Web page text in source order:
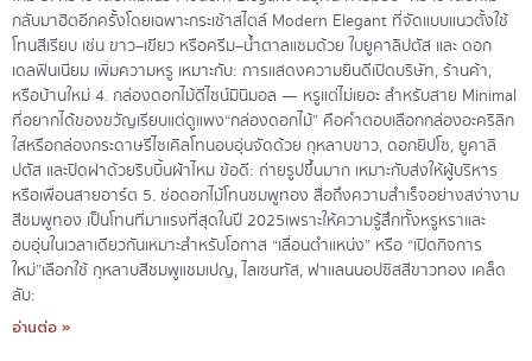
กลับมาฮิตอีกครั้งโดยเฉพาะกระเช้าสไตล์ Modern Elegant ที่จัดแบบแนวตั้งใช้
โทนสีเรียบ เช่น ขาว–เขียว หรือครีม–น้ำตาลแซมด้วย ใบยูคาลิปตัส และ ดอก
เดลฟินเนียม เพิ่มความหรู เหมาะกับ: การแสดงความยินดีเปิดบริษัท, ร้านค้า,
หรือบ้านใหม่ 4. กล่องดอกไม้ดีไซน์มินิมอล — หรูแต่ไม่เยอะ สำหรับสาย Minimal
ที่อยากได้ของขวัญเรียบแต่ดูแพง“กล่องดอกไม้” คือคำตอบเลือกกล่องอะคริลิก
ใสหรือกล่องกระดาษรีไซเคิลโทนอบอุ่นจัดด้วย กุหลาบขาว, ดอกยิปโซ, ยูคาลิ
ปตัส และปิดฝาด้วยริบบิ้นผ้าไหม ข้อดี: ถ่ายรูปขึ้นมาก เหมาะกับส่งให้ผู้บริหาร
หรือเพื่อนสายอาร์ต 5. ช่อดอกไม้โทนชมพูทอง สื่อถึงความสำเร็จอย่างสง่างาม
สีชมพูทอง เป็นโทนที่มาแรงที่สุดในปี 2025เพราะให้ความรู้สึกทั้งหรูหราและ
อบอุ่นในเวลาเดียวกันเหมาะสำหรับโอกาส “เลื่อนตำแหน่ง” หรือ “เปิดกิจการ
ใหม่”เลือกใช้ กุหลาบสีชมพูแชมเปญ, ไลเซนทัส, ฟาแลนนอปซิสสีขาวทอง เคล็ด
ลับ:
อ่านต่อ »